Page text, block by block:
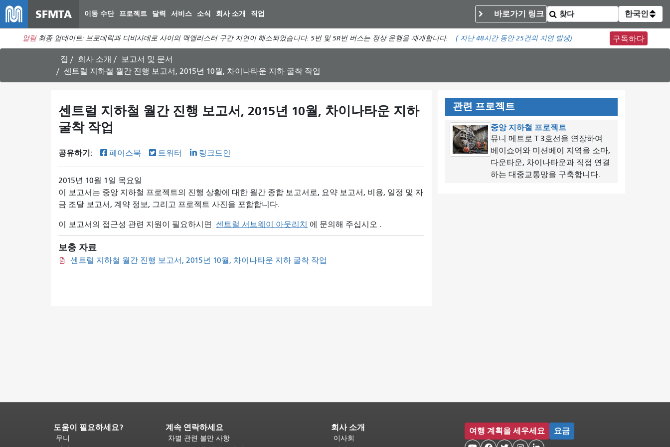
컨
텐
기
SFMTA 이동 수단 프로젝트 달력 서비스 소식 회사 소개 직업 바로가기 링크 한국인
알림 최종 업데이트: 브로데릭과 디비사데로 사이의 맥앨리스터 구간 지연이 해소되었습니다. 5번 및 5R번 버스는 정상 운행을 재개합니다. ( 지난 48시간 동안25건의 지연 발생) 구독하다
집 회사 소개
보고서 및 문서
센트럴 지하철 월간 진행 보고서, 2015년 10월, 차이나타운 지하 굴착 작업
센트럴 지하철 월간 진행 보고서, 2015년 10월, 차이나타운 지하
굴착 작업
공유하기: 페이스북 트위터 링크드인
2015년 10월 1일 목요일
이 보고서는 중앙 지하철 프로젝트의 진행 상황에 대한 월간 종합 보고서로, 요약 보고서, 비용, 일정 및 자
금 조달 보고서, 계약 정보, 그리고 프로젝트 사진을 포함합니다.
이 보고서의 접근성 관련 지원이 필요하시면 센트럴 서브웨이 아웃리치 에 문의해 주십시오 .
보충 자료
센트럴 지하철 월간 진행 보고서, 2015년 10월, 차이나타운 지하 굴착 작업
관련 프로젝트
중앙 지하철 프로젝트
뮤니 메트로 T 3호선을 연장하여
베이쇼어와 미션베이 지역을 소마,
다운타운, 차이나타운과 직접 연결
하는 대중교통망을 구축합니다.
페
이
도움이 필요하세요?
무니
계속 연락하세요
차별 관련 불만 사항
회사 소개
이사회
여행 계획을 세우세요 요금